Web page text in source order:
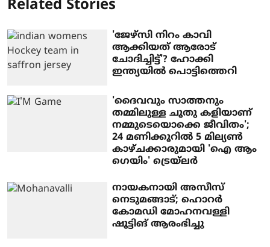
Related Stories
'ജേഴ്സി നിറം കാവി
ആക്കിയത് ആരോട്
ചോദിച്ചിട്ട്'? ഹോക്കി
ഇന്ത്യയിൽ പൊട്ടിത്തെറി
'ദൈവവും സാത്തനും
തമ്മിലുള്ള ചൂതു കളിയാണ്
നമ്മുടെയൊക്കെ ജീവിതം';
24 മണിക്കൂറിൽ 5 മില്യൺ
കാഴ്ചക്കാരുമായി 'ഐ ആം
ഗെയിം' ട്രെയ്‌ലർ
നായകനായി അസീസ്
നെടുമങ്ങാട്; ഹൊറർ
കോമഡി മോഹനവള്ളി
ഷൂട്ടിങ് ആരംഭിച്ചു